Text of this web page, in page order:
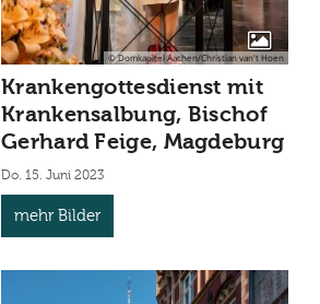
© Domkapitel Aachen/Christian van't Hoen
Krankengottesdienst mit
Krankensalbung, Bischof
Gerhard Feige, Magdeburg
Do. 15. Juni 2023
mehr Bilder